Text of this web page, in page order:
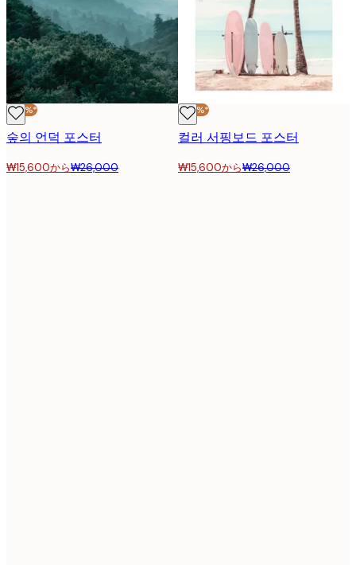
-40%*
숲의 언덕 포스터
₩15,600から₩26,000
-40%*
컬러 서핑보드 포스터
₩15,600から₩26,000